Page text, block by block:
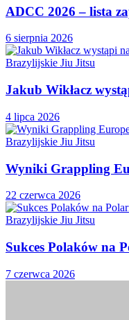
ADCC 2026 – lista
6 sierpnia 2026
Brazylijskie Jiu Jitsu
Jakub Wikłacz
4 lipca 2026
Brazylijskie Jiu Jitsu
Wyniki Grappling
22 czerwca 2026
Brazylijskie Jiu Jitsu
Sukces Polaków na
7 czerwca 2026